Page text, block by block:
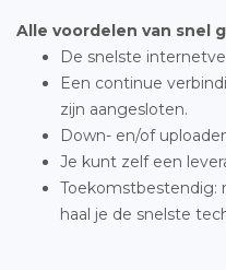
Alle voordelen van snel
De snelste
Een continue
zijn aangesloten.
Down- en/of
Je kunt zelf een
Toekomstbestendig:
haal je de snelste